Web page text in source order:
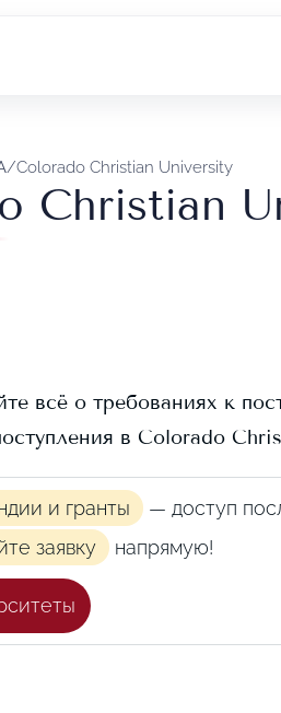
/Colorado Christian University
Christian
всё о требованиях к
в Colorado
и гранты
— доступ
заявку напрямую!